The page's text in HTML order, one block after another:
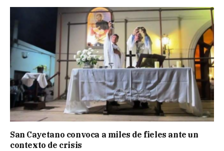
San Cayetano convoca a miles de fieles ante un
contexto de crisis